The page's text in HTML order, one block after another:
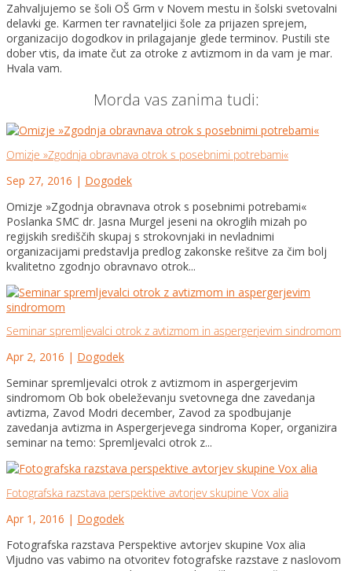
Zahvaljujemo se šoli OŠ Grm v Novem mestu in šolski svetovalni
delavki ge. Karmen ter ravnateljici šole za prijazen sprejem,
organizacijo dogodkov in prilagajanje glede terminov. Pustili ste
dober vtis, da imate čut za otroke z avtizmom in da vam je mar.
Hvala vam.
Morda vas zanima tudi:
Omizje »Zgodnja obravnava otrok s posebnimi potrebami«
Sep 27, 2016 | Dogodek
Omizje »Zgodnja obravnava otrok s posebnimi potrebami«
Poslanka SMC dr. Jasna Murgel jeseni na okroglih mizah po
regijskih središčih skupaj s strokovnjaki in nevladnimi
organizacijami predstavlja predlog zakonske rešitve za čim bolj
kvalitetno zgodnjo obravnavo otrok...
Seminar spremljevalci otrok z avtizmom in aspergerjevim sindromom
Apr 2, 2016 | Dogodek
Seminar spremljevalci otrok z avtizmom in aspergerjevim
sindromom Ob bok obeleževanju svetovnega dne zavedanja
avtizma, Zavod Modri december, Zavod za spodbujanje
zavedanja avtizma in Aspergerjevega sindroma Koper, organizira
seminar na temo: Spremljevalci otrok z...
Fotografska razstava perspektive avtorjev skupine Vox alia
Apr 1, 2016 | Dogodek
Fotografska razstava Perspektive avtorjev skupine Vox alia
Vljudno vas vabimo na otvoritev fotografske razstave z naslovom